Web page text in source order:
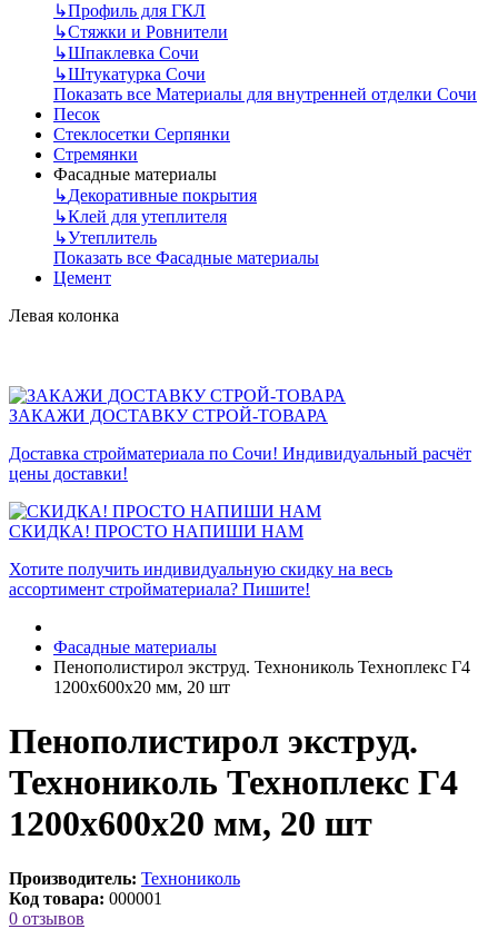
↳Профиль для ГКЛ
↳Стяжки и Ровнители
↳Шпаклевка Сочи
↳Штукатурка Сочи
Показать все Материалы для внутренней отделки Сочи
Песок
Стеклосетки Серпянки
Стремянки
Фасадные материалы
↳Декоративные покрытия
↳Клей для утеплителя
↳Утеплитель
Показать все Фасадные материалы
Цемент
Левая колонка
ЗАКАЖИ ДОСТАВКУ СТРОЙ-ТОВАРА
Доставка стройматериала по Сочи! Индивидуальный расчёт
цены доставки!
СКИДКА! ПРОСТО НАПИШИ НАМ
Хотите получить индивидуальную скидку на весь
ассортимент стройматериала? Пишите!
Фасадные материалы
Пенополистирол экструд. Технониколь Техноплекс Г4
1200х600х20 мм, 20 шт
Пенополистирол экструд.
Технониколь Техноплекс Г4
1200х600х20 мм, 20 шт
Производитель: Технониколь
Код товара: 000001
0 отзывов